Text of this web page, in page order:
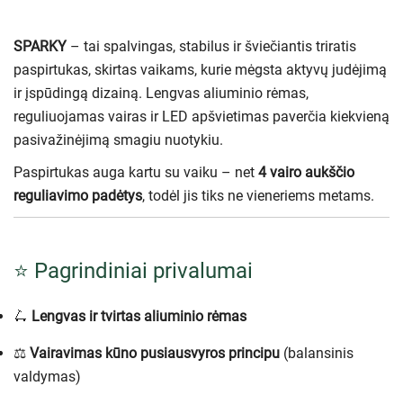
SPARKY – tai spalvingas, stabilus ir šviečiantis triratis
paspirtukas, skirtas vaikams, kurie mėgsta aktyvų judėjimą
ir įspūdingą dizainą. Lengvas aliuminio rėmas,
reguliuojamas vairas ir LED apšvietimas paverčia kiekvieną
pasivažinėjimą smagiu nuotykiu.
Paspirtukas auga kartu su vaiku – net 4 vairo aukščio
reguliavimo padėtys, todėl jis tiks ne vieneriems metams.
⭐ Pagrindiniai privalumai
🛴 Lengvas ir tvirtas aliuminio rėmas
⚖️ Vairavimas kūno pusiausvyros principu (balansinis
valdymas)